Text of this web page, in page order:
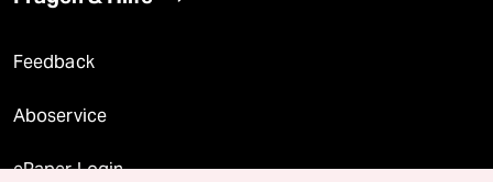
Feedback
Aboservice
ePaper Login